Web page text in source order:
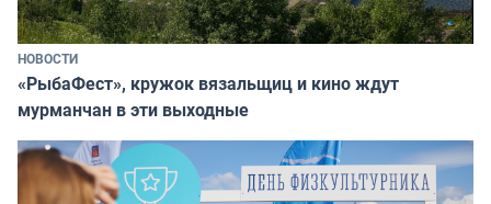
НОВОСТИ
«РыбаФест», кружок вязальщиц и кино ждут
мурманчан в эти выходные